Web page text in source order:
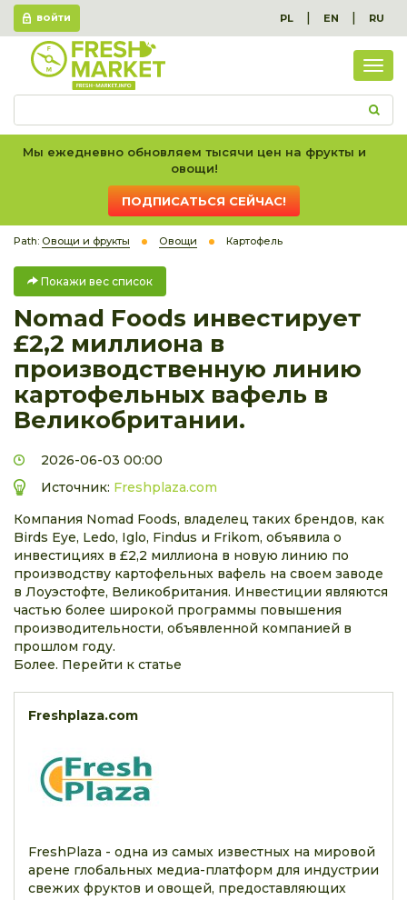
ВОЙТИ PL | EN | RU
вес
Мы ежедневно обновляем тысячи цен на фрукты и
овощи!
ПОДПИСАТЬСЯ СЕЙЧАС!
Path: Овощи и фрукты Овощи Картофель
Покажи вес список
Nomad Foods инвестирует
£2,2 миллиона в
производственную линию
картофельных вафель в
Великобритании.
2026-06-03 00:00
Источник: Freshplaza.com
Компания Nomad Foods, владелец таких брендов, как
Birds Eye, Ledo, Iglo, Findus и Frikom, объявила о
инвестициях в £2,2 миллиона в новую линию по
производству картофельных вафель на своем заводе
в Лоуэстофте, Великобритания. Инвестиции являются
частью более широкой программы повышения
производительности, объявленной компанией в
прошлом году.
Более. Перейти к статье
Freshplaza.com
FreshPlaza - одна из самых известных на мировой
арене глобальных медиа-платформ для индустрии
свежих фруктов и овощей, предоставляющих